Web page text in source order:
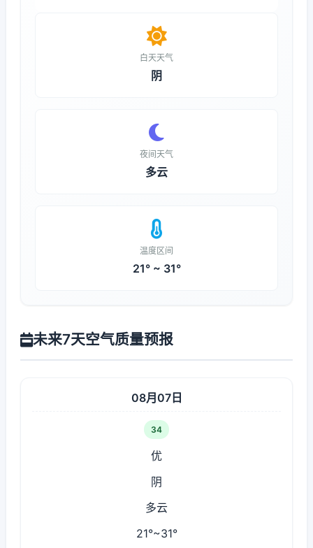
白天天气
阴
夜间天气
多云
温度区间
21° ~ 31°
未来7天空气质量预报
08月07日
34
优
阴
多云
21°~31°